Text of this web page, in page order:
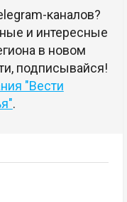
каналов?
и интересные
в новом
подписывайся!
"Вести
.